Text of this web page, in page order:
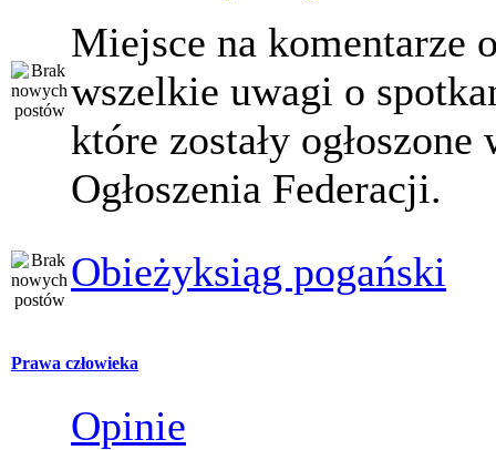
Miejsce na komentarze
wszelkie uwagi o
które zostały ogłoszone
Ogłoszenia Federacji.
Obieżyksiąg pogański
Prawa człowieka
Opinie